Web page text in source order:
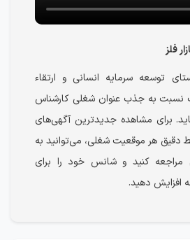
فلز
توسعه سرمایه انسانی و ارتقاء
نسبت به جذب عنوان شغلی کارشناس
برای مشاهده جدیدترین آگهی‌های
دقیق هر موقعیت شغلی، می‌توانید به
مراجعه کنید و شانس خود را برای
افزایش دهید.